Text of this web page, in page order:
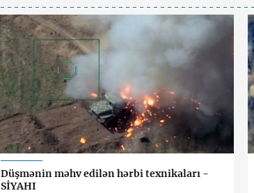
Düşmənin məhv edilən hərbi texnikaları -
SİYAHI